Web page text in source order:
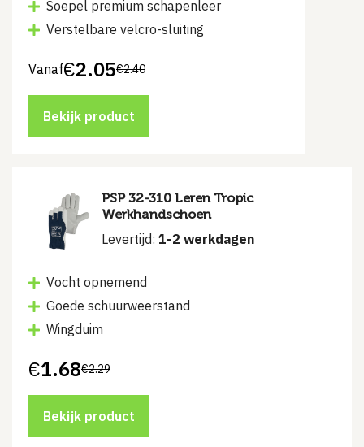
Soepel premium schapenleer
Verstelbare velcro-sluiting
Vanaf €2.40
€2.05
Bekijk product
PSP 32-310 Leren Tropic
Werkhandschoen
Levertijd: 1-2 werkdagen
Vocht opnemend
Goede schuurweerstand
Wingduim
€2.29
€1.68
Bekijk product